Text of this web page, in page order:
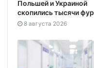
Польшей и Украиной
скопились тысячи фур
8 августа 2026